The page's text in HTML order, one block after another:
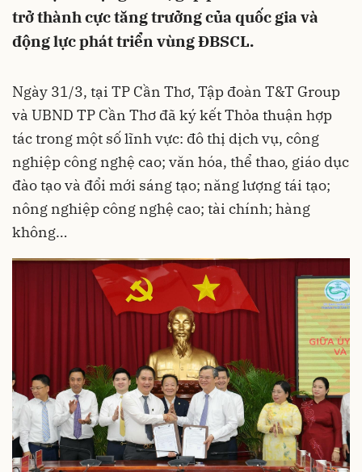
trở thành cực tăng trưởng của quốc gia và
động lực phát triển vùng ĐBSCL.
Ngày 31/3, tại TP Cần Thơ, Tập đoàn T&T Group
và UBND TP Cần Thơ đã ký kết Thỏa thuận hợp
tác trong một số lĩnh vực: đô thị dịch vụ, công
nghiệp công nghệ cao; văn hóa, thể thao, giáo dục
đào tạo và đổi mới sáng tạo; năng lượng tái tạo;
nông nghiệp công nghệ cao; tài chính; hàng
không…